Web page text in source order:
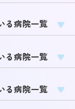
る病院一覧
る病院一覧
る病院一覧